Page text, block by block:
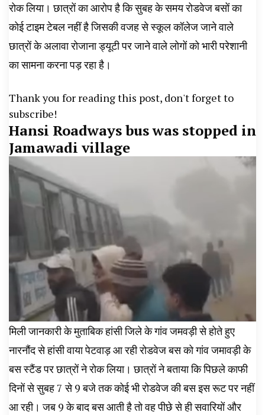
रोक लिया। छात्रों का आरोप है कि सुबह के समय रोडवेज बसों का
कोई टाइम टेबल नहीं है जिसकी वजह से स्कूल कॉलेज जाने वाले
छात्रों के अलावा रोजाना ड्यूटी पर जाने वाले लोगों को भारी परेशानी
का सामना करना पड़ रहा है।
Thank you for reading this post, don't forget to
subscribe!
Hansi Roadways bus was stopped in
Jamawadi village
मिली जानकारी के मुताबिक हांसी जिले के गांव जमवड़ी से होते हुए
नारनौंद से हांसी वाया पेटवाड़ आ रही रोडवेज बस को गांव जमावड़ी के
बस स्टैंड पर छात्रों ने रोक लिया। छात्रों ने बताया कि पिछले काफी
दिनों से सुबह 7 से 9 बजे तक कोई भी रोडवेज की बस इस रूट पर नहीं
आ रही। जब 9 के बाद बस आती है तो वह पीछे से ही सवारियों और